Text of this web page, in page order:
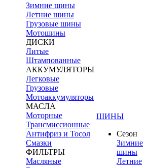
Зимние шины
Летние шины
Грузовые шины
Мотошины
ДИСКИ
Литые
Штампованные
АККУМУЛЯТОРЫ
Легковые
Грузовые
Мотоаккумуляторы
МАСЛА
Моторные
Трансмиссионные
Антифриз и Тосол
Смазки
ФИЛЬТРЫ
Масляные
ШИНЫ
Сезон
Зимние
шины
Летние